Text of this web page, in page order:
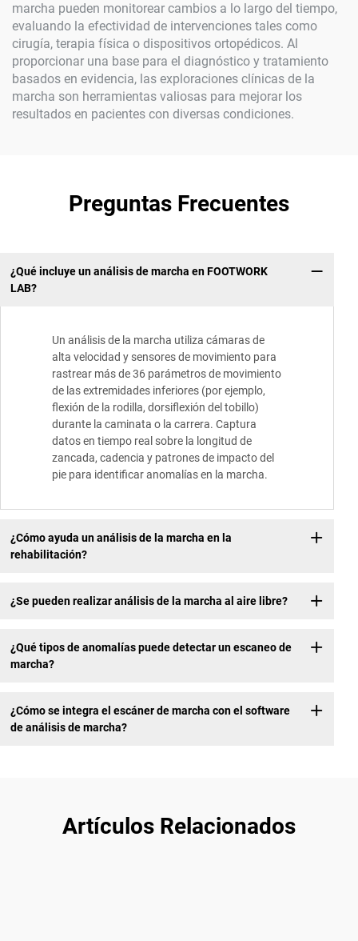
marcha pueden monitorear cambios a lo largo del tiempo,
evaluando la efectividad de intervenciones tales como
cirugía, terapia física o dispositivos ortopédicos. Al
proporcionar una base para el diagnóstico y tratamiento
basados en evidencia, las exploraciones clínicas de la
marcha son herramientas valiosas para mejorar los
resultados en pacientes con diversas condiciones.
Preguntas Frecuentes
¿Qué incluye un análisis de marcha en FOOTWORK
LAB?
Un análisis de la marcha utiliza cámaras de
alta velocidad y sensores de movimiento para
rastrear más de 36 parámetros de movimiento
de las extremidades inferiores (por ejemplo,
flexión de la rodilla, dorsiflexión del tobillo)
durante la caminata o la carrera. Captura
datos en tiempo real sobre la longitud de
zancada, cadencia y patrones de impacto del
pie para identificar anomalías en la marcha.
¿Cómo ayuda un análisis de la marcha en la
rehabilitación?
¿Se pueden realizar análisis de la marcha al aire libre?
¿Qué tipos de anomalías puede detectar un escaneo de
marcha?
¿Cómo se integra el escáner de marcha con el software
de análisis de marcha?
Artículos Relacionados